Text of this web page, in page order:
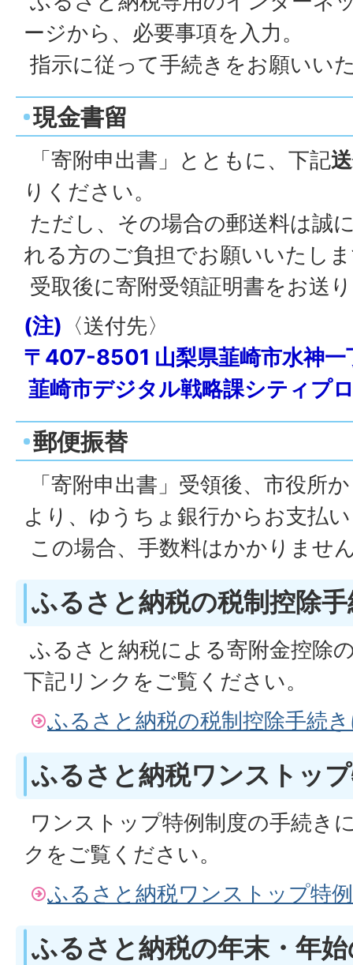
ージから、必要事項を入力。
指示に従って手続きをお願いい
現金書留
「寄附申出書」とともに、下記
りください。
ただし、その場合の郵送料は誠
れる方のご負担でお願いいたし
受取後に寄附受領証明書をお送
(注) 〈送付先〉
〒407-8501 山梨県韮崎市水神一
韮崎市デジタル戦略課シティプ
郵便振替
「寄附申出書」受領後、市役所
より、ゆうちょ銀行からお支払
この場合、手数料はかかりませ
ふるさと納税の税制控除
ふるさと納税による寄附金控除
下記リンクをご覧ください。
ふるさと納税の税制控除手続
ふるさと納税ワンストッ
ワンストップ特例制度の手続き
クをご覧ください。
ふるさと納税ワンストップ特
ふるさと納税の年末・年